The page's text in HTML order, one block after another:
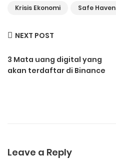
Krisis Ekonomi Safe Haven
NEXT POST
3 Mata uang digital yang
akan terdaftar di Binance
Leave a Reply